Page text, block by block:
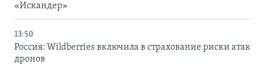
«Искандер»
13:50
Россия: Wildberries включила в страхование риски атак
дронов